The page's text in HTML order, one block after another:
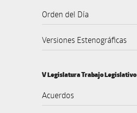
Orden del Día
Versiones Estenográficas
V Legislatura Trabajo Legislativo
Acuerdos